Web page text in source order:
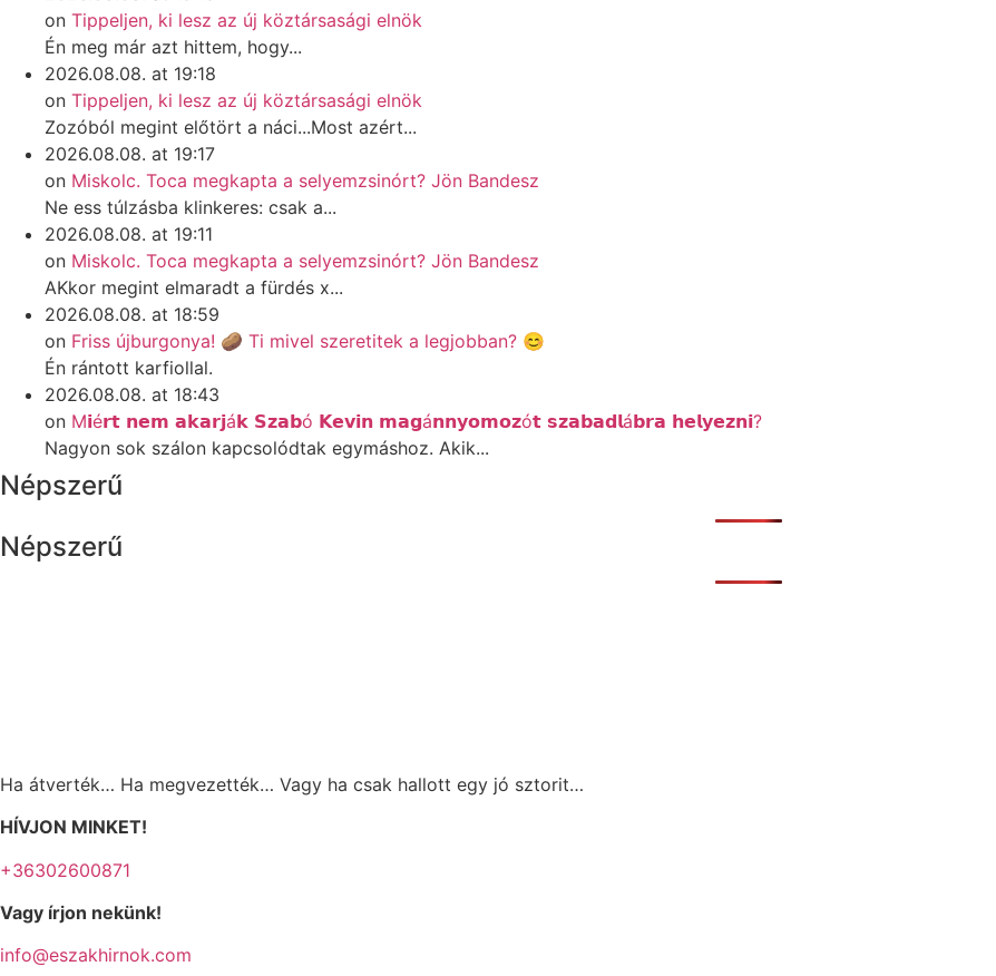
on Tippeljen, ki lesz az új köztársasági elnök
Én meg már azt hittem, hogy...
2026.08.08. at 19:18
on Tippeljen, ki lesz az új köztársasági elnök
Zozóból megint előtört a náci...Most azért...
2026.08.08. at 19:17
on Miskolc. Toca megkapta a selyemzsinórt? Jön Bandesz
Ne ess túlzásba klinkeres: csak a...
2026.08.08. at 19:11
on Miskolc. Toca megkapta a selyemzsinórt? Jön Bandesz
AKkor megint elmaradt a fürdés x...
2026.08.08. at 18:59
on Friss újburgonya! 🥔 Ti mivel szeretitek a legjobban? 😊
Én rántott karfiollal.
2026.08.08. at 18:43
on M𝗶é𝗿𝘁 𝗻𝗲𝗺 𝗮𝗸𝗮𝗿𝗷á𝗸 𝗦𝘇𝗮𝗯ó 𝗞𝗲𝘃𝗶𝗻 𝗺𝗮𝗴á𝗻𝗻𝘆𝗼𝗺𝗼𝘇ó𝘁 𝘀𝘇𝗮𝗯𝗮𝗱𝗹á𝗯𝗿𝗮 𝗵𝗲𝗹𝘆𝗲𝘇𝗻𝗶?
Nagyon sok szálon kapcsolódtak egymáshoz. Akik...
Népszerű
Népszerű
Ha átverték… Ha megvezették… Vagy ha csak hallott egy jó sztorit…
HÍVJON MINKET!
+36302600871
Vagy írjon nekünk!
info@eszakhirnok.com